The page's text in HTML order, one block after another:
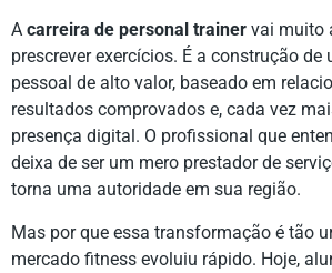
A carreira de personal trainer vai muito
prescrever exercícios. É a construção de
pessoal de alto valor, baseado em
resultados comprovados e, cada vez
presença digital. O profissional que
deixa de ser um mero prestador de
torna uma autoridade em sua região.
Mas por que essa transformação é tão
mercado fitness evoluiu rápido. Hoje,